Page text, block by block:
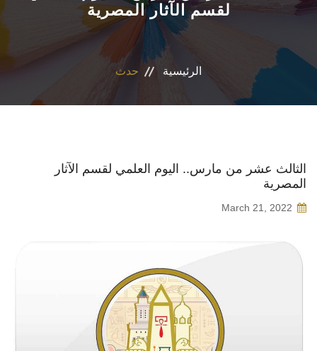
المراكز والوحدات
لقسم الآثار المصرية
الرئيسية حدث
الثالث عشر من مارس.. اليوم العلمي لقسم الآثار
المصرية
March 21, 2022